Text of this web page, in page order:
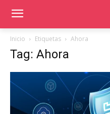
Inicio Etiquetas Ahora
Tag: Ahora